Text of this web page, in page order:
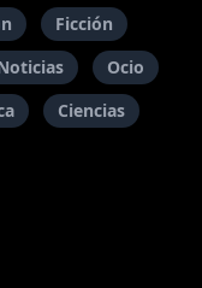
Ficción
Ocio
Ciencias